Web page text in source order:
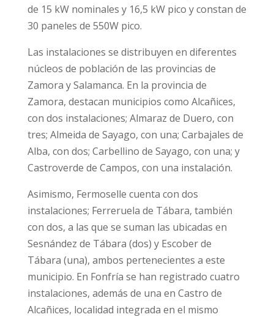
de 15 kW nominales y 16,5 kW pico y constan de
30 paneles de 550W pico.
Las instalaciones se distribuyen en diferentes
núcleos de población de las provincias de
Zamora y Salamanca. En la provincia de
Zamora, destacan municipios como Alcañices,
con dos instalaciones; Almaraz de Duero, con
tres; Almeida de Sayago, con una; Carbajales de
Alba, con dos; Carbellino de Sayago, con una; y
Castroverde de Campos, con una instalación.
Asimismo, Fermoselle cuenta con dos
instalaciones; Ferreruela de Tábara, también
con dos, a las que se suman las ubicadas en
Sesnández de Tábara (dos) y Escober de
Tábara (una), ambos pertenecientes a este
municipio. En Fonfría se han registrado cuatro
instalaciones, además de una en Castro de
Alcañices, localidad integrada en el mismo